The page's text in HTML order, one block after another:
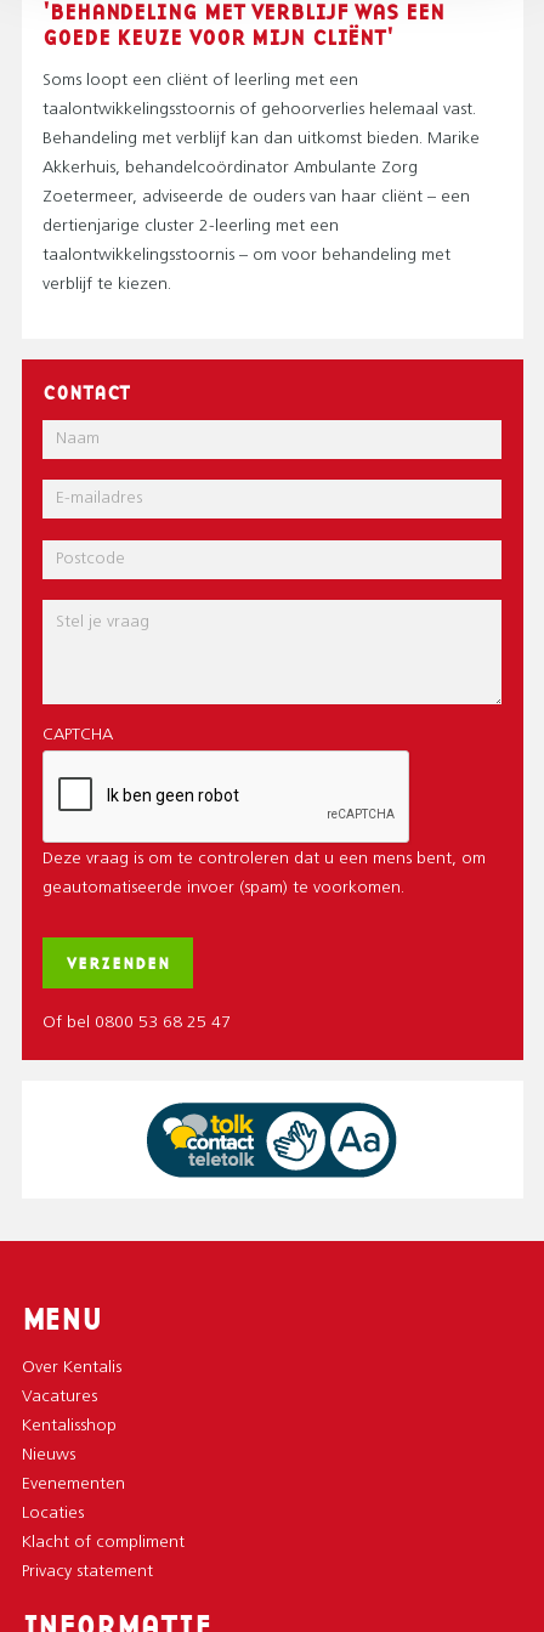
'BEHANDELING MET VERBLIJF WAS EEN
GOEDE KEUZE VOOR MIJN CLIËNT'
Soms loopt een cliënt of leerling met een
taalontwikkelingsstoornis of gehoorverlies helemaal vast.
Behandeling met verblijf kan dan uitkomst bieden. Marike
Akkerhuis, behandelcoördinator Ambulante Zorg
Zoetermeer, adviseerde de ouders van haar cliënt – een
dertienjarige cluster 2-leerling met een
taalontwikkelingsstoornis – om voor behandeling met
verblijf te kiezen.
CONTACT
Naam
E-
mail
Postcode
Bericht
CAPTCHA
Deze vraag is om te controleren dat u een mens bent, om
geautomatiseerde invoer (spam) te voorkomen.
Of bel 0800 53 68 25 47
MENU
Over Kentalis
Vacatures
Kentalisshop
Nieuws
Evenementen
Locaties
Klacht of compliment
Privacy statement